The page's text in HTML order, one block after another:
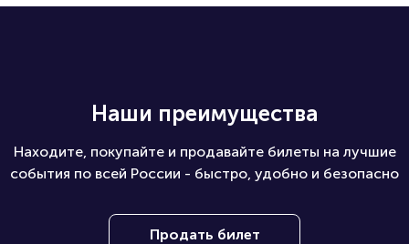
Наши преимущества
Находите, покупайте и продавайте билеты на лучшие
события по всей России - быстро, удобно и безопасно
Продать билет